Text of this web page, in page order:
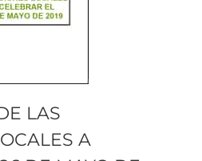
LAS
A